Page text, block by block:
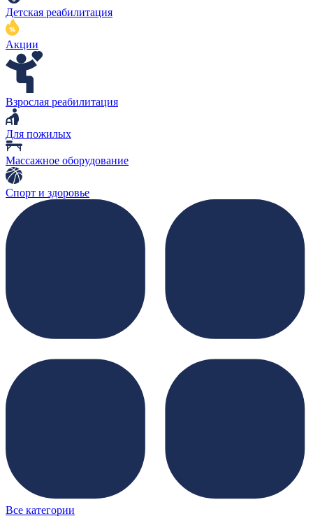
Детская реабилитация
Акции
Взрослая реабилитация
Для пожилых
Массажное оборудование
Спорт и здоровье
Все категории